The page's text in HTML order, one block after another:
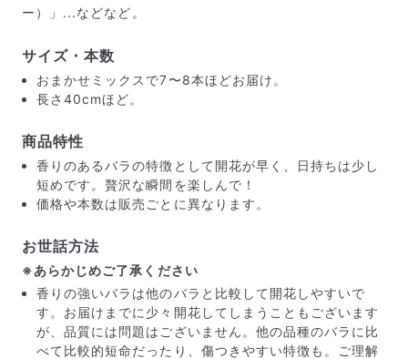
届いたお花に元気がなかったら？
もし届いたお花に「枯れている」「折れている」などの
までご連絡ください。ご返金にて補償いたします。
ー）」...などなど。
サイズ・本数
おまかせミックスで7〜8本ほどお届け。
長さ40cmほど。
商品特性
香りのあるバラの特徴として開花が早く、日持ちは少し
短めです。贅沢な瞬間を楽しんで！
価格や本数は販売ごとに異なります。
お世話方法
※あらかじめご了承ください
香りの強いバラは他のバラと比較して開花しやすいで
す。お届けまでに少々開花してしまうこともございます
が、品質には問題はございません。他の品種のバラに比
べて比較的短命だったり、傷つきやすい特徴も。ご理解